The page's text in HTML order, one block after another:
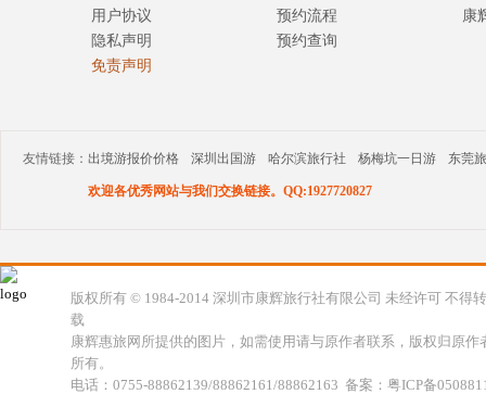
用户协议
隐私声明
免责声明
预约流程
预约查询
康
友情链接： 出境游报价价格 深圳出国游 哈尔滨旅行社 杨梅坑一日游 东莞
欢迎各优秀网站与我们交换链接。QQ:1927720827
版权所有 © 1984-2014 深圳市康辉旅行社有限公司 未经许可 不得转
载
康辉惠旅网所提供的图片，如需使用请与原作者联系，版权归原作
所有。
电话：0755-88862139/88862161/88862163 备案：粤ICP备